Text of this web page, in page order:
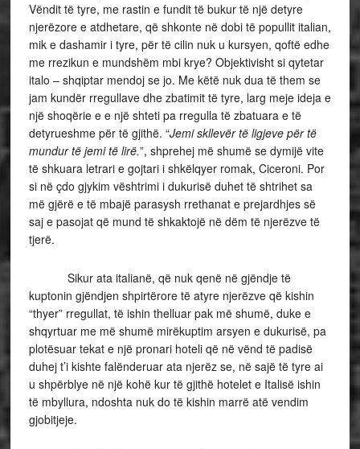
Vëndit të tyre, me rastin e fundit të bukur të një detyre
njerëzore e atdhetare, që shkonte në dobi të popullit italian,
mik e dashamir i tyre, për të cilin nuk u kursyen, qoftë edhe
me rrezikun e mundshëm mbi krye? Objektivisht si qytetar
italo – shqiptar mendoj se jo. Me këtë nuk dua të them se
jam kundër rregullave dhe zbatimit të tyre, larg meje ideja e
një shoqërie e e një shteti pa rregulla të zbatuara e të
detyrueshme për të gjithë. “Jemi skllevër të ligjeve për të
mundur të jemi të lirë.”, shprehej më shumë se dymijë vite
të shkuara letrari e gojtari i shkëlqyer romak, Ciceroni. Por
si në çdo gjykim vështrimi i dukurisë duhet të shtrihet sa
më gjërë e të mbajë parasysh rrethanat e prejardhjes së
saj e pasojat që mund të shkaktojë në dëm të njerëzve të
tjerë.
Sikur ata italianë, që nuk qenë në gjëndje të
kuptonin gjëndjen shpirtërore të atyre njerëzve që kishin
“thyer” rregullat, të ishin thelluar pak më shumë, duke e
shqyrtuar me më shumë mirëkuptim arsyen e dukurisë, pa
plotësuar tekat e një pronari hoteli që në vënd të padisë
duhej t’i kishte falënderuar ata njerëz se, në sajë të tyre ai
u shpërblye në një kohë kur të gjithë hotelet e Italisë ishin
të mbyllura, ndoshta nuk do të kishin marrë atë vendim
gjobitjeje.